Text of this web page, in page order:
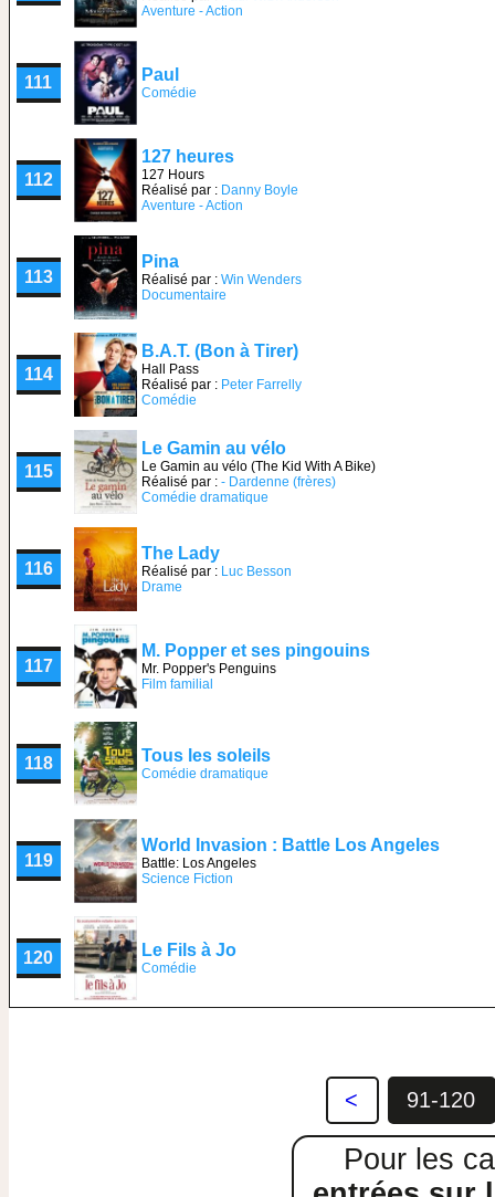
Aventure - Action
111 Paul
Comédie
112
127 heures
127 Hours
Réalisé par : Danny Boyle
Aventure - Action
113
Pina
Réalisé par : Win Wenders
Documentaire
114
B.A.T. (Bon à Tirer)
Hall Pass
Réalisé par : Peter Farrelly
Comédie
115
Le Gamin au vélo
Le Gamin au vélo (The Kid With A Bike)
Réalisé par : - Dardenne (frères)
Comédie dramatique
116
The Lady
Réalisé par : Luc Besson
Drame
117
M. Popper et ses pingouins
Mr. Popper's Penguins
Film familial
118 Tous les soleils
Comédie dramatique
119
World Invasion : Battle Los Angeles
Battle: Los Angeles
Science Fiction
120 Le Fils à Jo
Comédie
< 91-120
Pour les